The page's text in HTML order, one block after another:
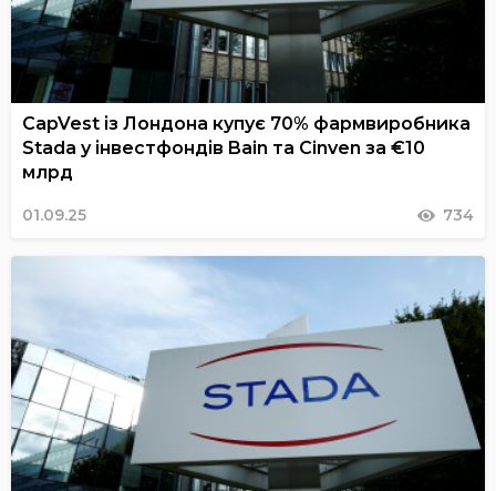
CapVest із Лондона купує 70% фармвиробника
Stada у інвестфондів Bain та Cinven за €10
млрд
01.09.25 734